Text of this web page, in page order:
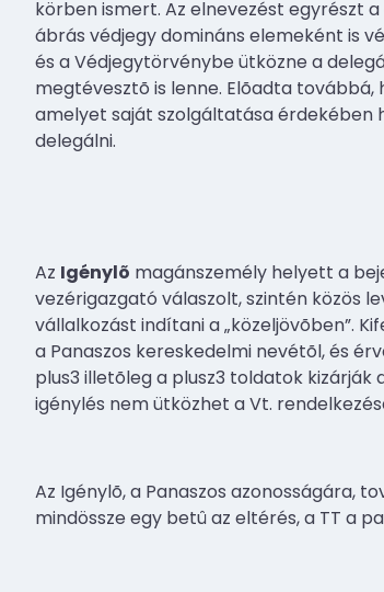
körben ismert. Az elnevezést egyrészt a
ábrás védjegy domináns elemeként is
és a Védjegytörvénybe ütközne a
megtévesztõ is lenne. Elõadta továbbá,
amelyet saját szolgáltatása érdekében
delegálni.
Az Igénylõ magánszemély helyett a
vezérigazgató válaszolt, szintén közös
vállalkozást indítani a „közeljövõben”.
a Panaszos kereskedelmi nevétõl, és
plus3 illetõleg a plusz3 toldatok kizárják
igénylés nem ütközhet a Vt.
Az Igénylõ, a Panaszos azonosságára,
mindössze egy betû az eltérés, a TT a